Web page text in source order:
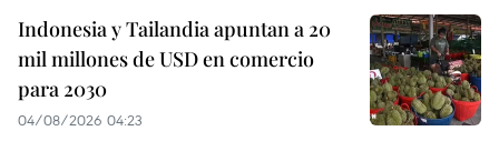
Indonesia y Tailandia apuntan a 20
mil millones de USD en comercio
para 2030
04/08/2026 04:23